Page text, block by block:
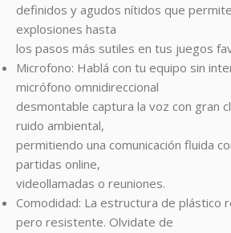
definidos y agudos nítidos que
explosiones hasta
los pasos más sutiles en tus juegos
Microfono: Hablá con tu equipo sin
micrófono omnidireccional
desmontable captura la voz con gran
ruido ambiental,
permitiendo una comunicación fluida
partidas online,
videollamadas o reuniones.
Comodidad: La estructura de plástico
pero resistente. Olvidate de